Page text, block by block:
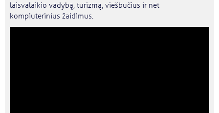
laisvalaikio vadybą, turizmą, viešbučius ir net
kompiuterinius žaidimus.